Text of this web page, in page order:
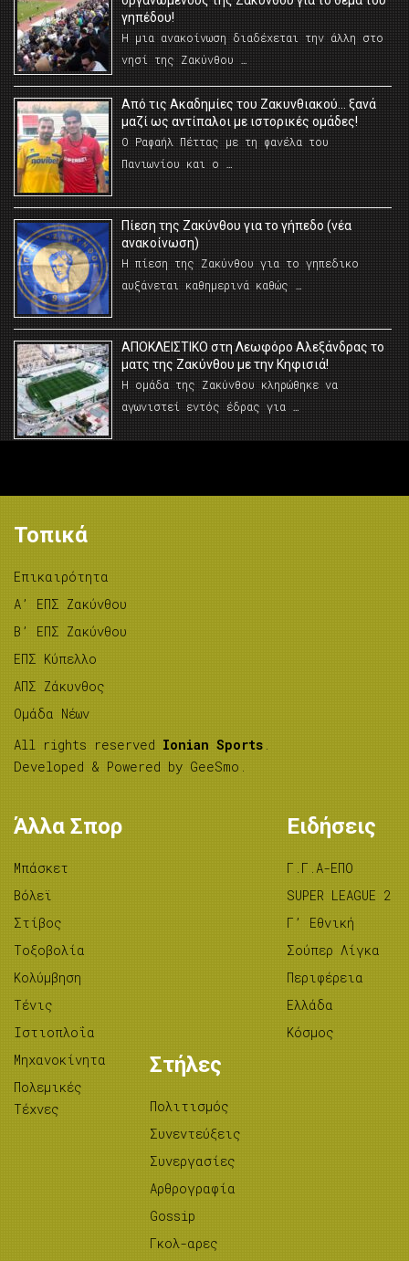
γηπέδου!
Η μια ανακοίνωση διαδέχεται την άλλη στο
νησί της Ζακύνθου …
Από τις Ακαδημίες του Ζακυνθιακού… ξανά
μαζί ως αντίπαλοι με ιστορικές ομάδες!
Ο Ραφαήλ Πέττας με τη φανέλα του
Πανιωνίου και ο …
Πίεση της Ζακύνθου για το γήπεδο (νέα
ανακοίνωση)
Η πίεση της Ζακύνθου για το γηπεδικο
αυξάνεται καθημερινά καθώς …
AΠΟΚΛΕΙΣΤΙΚΟ στη Λεωφόρο Αλεξάνδρας το
ματς της Ζακύνθου με την Κηφισιά!
Η ομάδα της Ζακύνθου κληρώθηκε να
αγωνιστεί εντός έδρας για …
Τοπικά
Επικαιρότητα
A’ ΕΠΣ Ζακύνθου
B’ ΕΠΣ Ζακύνθου
ΕΠΣ Κύπελλο
ΑΠΣ Ζάκυνθος
Ομάδα Νέων
All rights reserved Ionian Sports .
Developed & Powered by GeeSmo .
Άλλα Σπορ
Μπάσκετ
Βόλεϊ
Στίβος
Tοξοβολία
Κολύμβηση
Τένις
Ιστιοπλοΐα
Μηχανοκίνητα
Πολεμικές
Τέχνες
Ειδήσεις
Γ.Γ.Α-ΕΠΟ
SUPER LEAGUE 2
Γ’ Εθνική
Σούπερ Λίγκα
Περιφέρεια
Ελλάδα
Κόσμος
Στήλες
Πολιτισμός
Συνεντεύξεις
Συνεργασίες
Αρθρογραφία
Gossip
Γκολ-αρες